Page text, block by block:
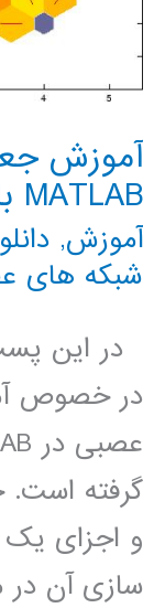
آموزش
MATLAB با مثال
آموزش,
شبکه های
در این
در خصوص
گرفته است.
و اجزای